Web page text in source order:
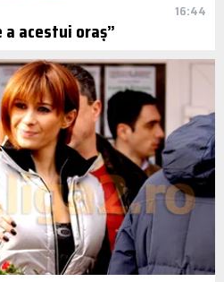
16:44
acestui oraș”